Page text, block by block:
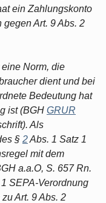
ein Zahlungskonto
Art. 9 Abs. 2
Norm, die
dient und bei
Bedeutung hat
ist (BGH GRUR
Als
§ 2Abs. 1 Satz 1
mit dem
a.a.O, S. 657 Rn.
SEPA-Verordnung
Art. 9 Abs. 2